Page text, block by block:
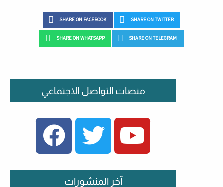
SHARE ON FACEBOOK SHARE ON TWITTER
SHARE ON WHATSAPP SHARE ON TELEGRAM
منصات التواصل الاجتماعي
FACEBOOK
TWITTERYOUTUBE
آخر المنشورات